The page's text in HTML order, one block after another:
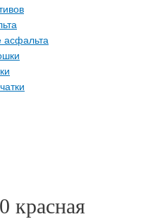
асфальта
красная